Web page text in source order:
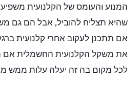
המנוע והעומס של הקלנועית
שהיא תצליח להוביל, אבל הם גם
אם תתכנן לעקוב אחרי קלנועית
את משקל הקלנועית החשמלית אם
לכל מקום בה זה יעלה עלות ממש